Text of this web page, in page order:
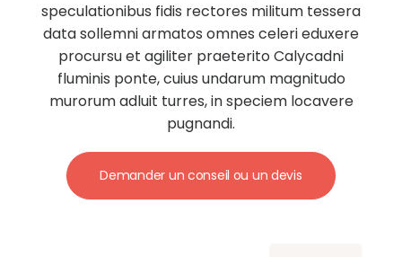
speculationibus fidis rectores militum tessera
data sollemni armatos omnes celeri eduxere
procursu et agiliter praeterito Calycadni
fluminis ponte, cuius undarum magnitudo
murorum adluit turres, in speciem locavere
pugnandi.
Demander un conseil ou un devis